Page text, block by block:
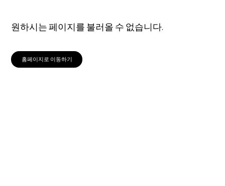
원하시는 페이지를 불러올 수 없습니다.
홈페이지로 이동하기